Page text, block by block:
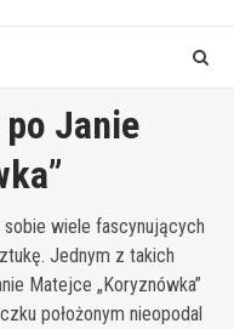
Janie
wiele fascynujących
Jednym z takich
Matejce „Koryznówka”
położonym nieopodal